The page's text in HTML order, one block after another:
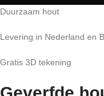
Duurzaam hout
Levering in Nederland en
Gratis 3D tekening